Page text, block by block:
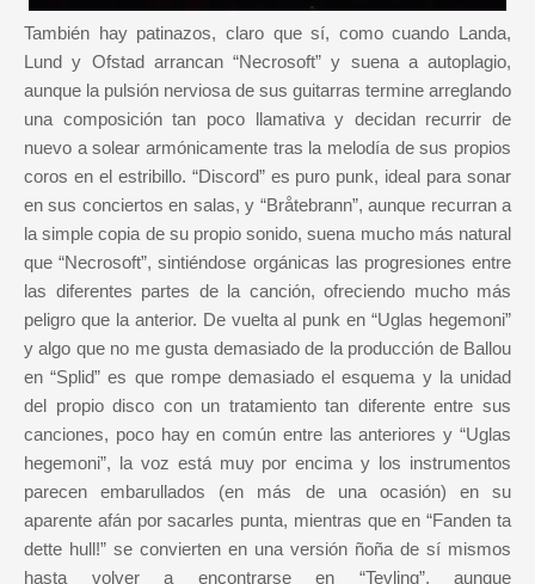
También hay patinazos, claro que sí, como cuando Landa,
Lund y Ofstad arrancan “Necrosoft” y suena a autoplagio,
aunque la pulsión nerviosa de sus guitarras termine arreglando
una composición tan poco llamativa y decidan recurrir de
nuevo a solear armónicamente tras la melodía de sus propios
coros en el estribillo. “Discord” es puro punk, ideal para sonar
en sus conciertos en salas, y “Bråtebrann”, aunque recurran a
la simple copia de su propio sonido, suena mucho más natural
que “Necrosoft”, sintiéndose orgánicas las progresiones entre
las diferentes partes de la canción, ofreciendo mucho más
peligro que la anterior. De vuelta al punk en “Uglas hegemoni”
y algo que no me gusta demasiado de la producción de Ballou
en “Splid” es que rompe demasiado el esquema y la unidad
del propio disco con un tratamiento tan diferente entre sus
canciones, poco hay en común entre las anteriores y “Uglas
hegemoni”, la voz está muy por encima y los instrumentos
parecen embarullados (en más de una ocasión) en su
aparente afán por sacarles punta, mientras que en “Fanden ta
dette hull!” se convierten en una versión ñoña de sí mismos
hasta volver a encontrarse en “Tevling”, aunque